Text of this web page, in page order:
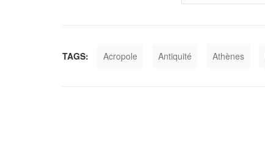
TAGS: Acropole Antiquité Athènes